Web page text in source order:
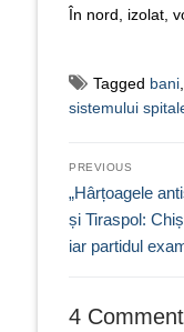
În nord, izolat,
Tagged bani
sistemului
Navigare
în
articole
PREVIOUS
Previous
post:
„Hârțoagele
și Tiraspol:
iar partidul
4